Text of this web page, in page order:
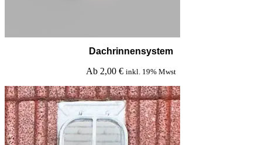
Dachrinnensystem
Ab 2,00 € inkl. 19% Mwst